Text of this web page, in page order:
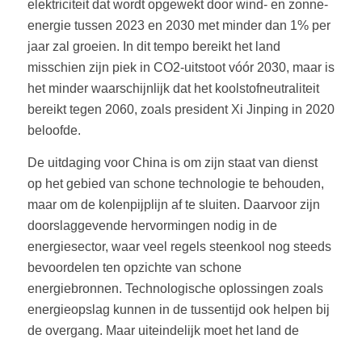
elektriciteit dat wordt opgewekt door wind- en zonne-
energie tussen 2023 en 2030 met minder dan 1% per
jaar zal groeien. In dit tempo bereikt het land
misschien zijn piek in CO2-uitstoot vóór 2030, maar is
het minder waarschijnlijk dat het koolstofneutraliteit
bereikt tegen 2060, zoals president Xi Jinping in 2020
beloofde.
De uitdaging voor China is om zijn staat van dienst
op het gebied van schone technologie te behouden,
maar om de kolenpijplijn af te sluiten. Daarvoor zijn
doorslaggevende hervormingen nodig in de
energiesector, waar veel regels steenkool nog steeds
bevoordelen ten opzichte van schone
energiebronnen. Technologische oplossingen zoals
energieopslag kunnen in de tussentijd ook helpen bij
de overgang. Maar uiteindelijk moet het land de